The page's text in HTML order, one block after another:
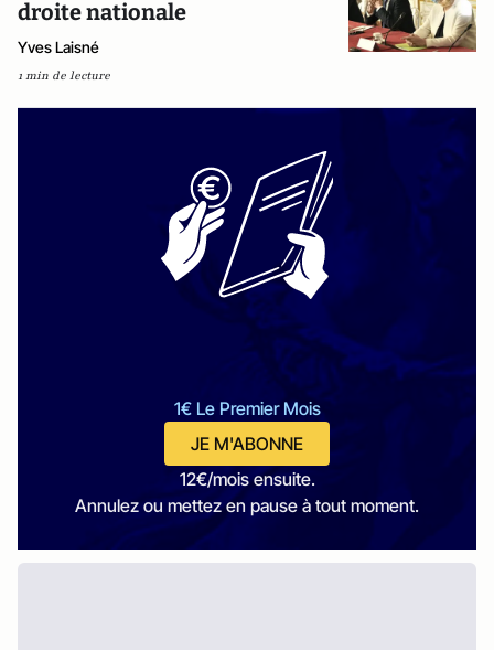
droite nationale
Yves Laisné
1 min de lecture
1€ Le Premier Mois
JE M'ABONNE
12€/mois ensuite.
Annulez ou mettez en pause à tout moment.